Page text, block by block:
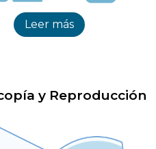
Leer más
y Reproducción